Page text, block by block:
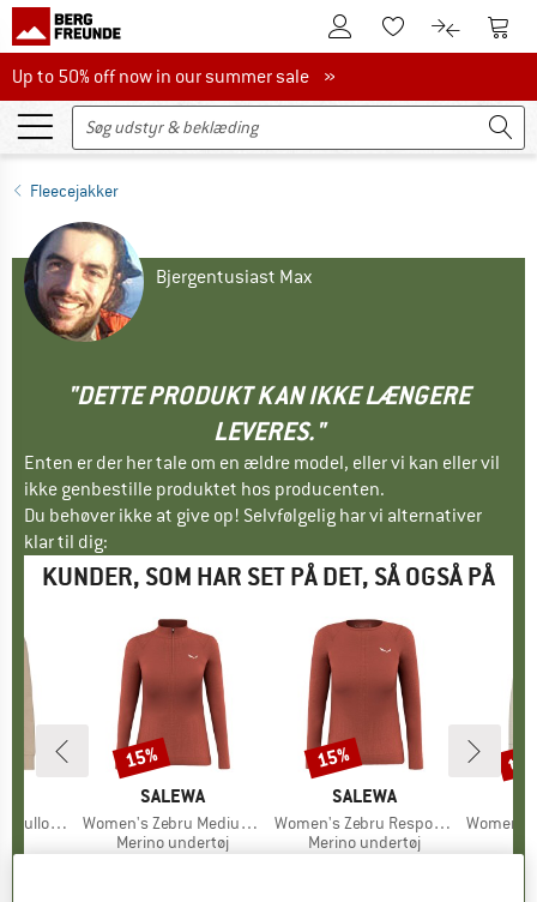
Til kundekontoenTil huskesedlen.
Til Til
Up to 50% off now in our summer sale
Up to 50% off now in our summer sale »
Fleecejakker
Bjergentusiast Max
"DETTE PRODUKT KAN IKKE LÆNGERE
LEVERES."
Enten er der her tale om en ældre model, eller vi kan eller vil
ikke genbestille produktet hos producenten.
Du behøver ikke at give op! Selvfølgelig har vi alternativer
klar til dig:
KUNDER, SOM HAR SET PÅ DET, SÅ OGSÅ PÅ
pris
€
MÆRKE
SALEWA
Artikel
Women's Zebru Medium Warm AMR Half Zip Tee
Produktgruppe
Merino undertøj
Rabat
15%
MÆRKE
SALEWA
Artikel
Women's Zebru Responsive L/S Tee
Produktgruppe
Merino undertøj
Rabat
15%
Artikel
Women's
54,95
til